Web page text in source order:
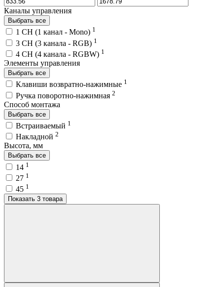
Каналы управления
Выбрать все
1 CH (1 канал - Mono) 1
3 CH (3 канала - RGB) 1
4 CH (4 канала - RGBW) 1
Элементы управления
Выбрать все
Клавиши возвратно-нажимные 1
Ручка поворотно-нажимная 2
Способ монтажа
Выбрать все
Встраиваемый 1
Накладной 2
Высота, мм
Выбрать все
14 1
27 1
45 1
Показать 3 товара